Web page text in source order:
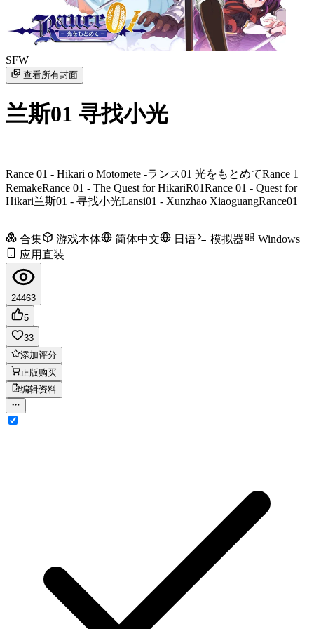
SFW
查看所有封面
兰斯01 寻找小光
Rance 01 - Hikari o Motomete -ランス01 光をもとめてRance 1
RemakeRance 01 - The Quest for HikariR01Rance 01 - Quest for
Hikari兰斯01 - 寻找小光Lansi01 - Xunzhao XiaoguangRance01
合集 游戏本体 简体中文 日语 模拟器
Windows
应用直装
24463
5
33
添加评分
正版购买
编辑资料